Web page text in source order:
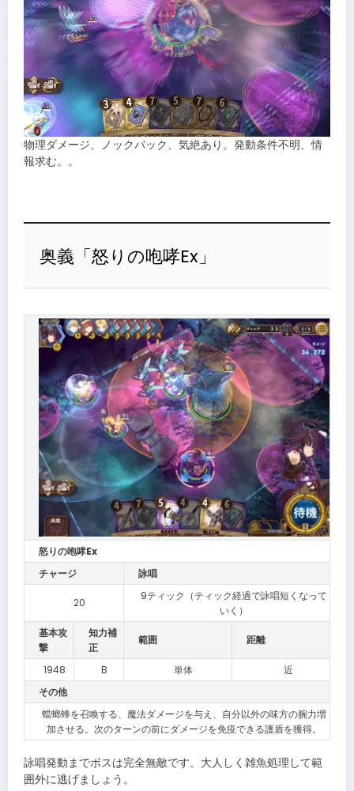
物理ダメージ、ノックバック、気絶あり。発動条件不明、情
報求む。。
奥義「怒りの咆哮Ex」
怒りの咆哮Ex
チャージ
詠唱
20
9ティック（ティック経過で詠唱短くなって
いく）
基本攻
撃
知力補
正
範囲 距離
1948 B 単体
近
その他
蟷螂蜂を召喚する、魔法ダメージを与え、自分以外の味方の腕力増
加させる。次のターンの前にダメージを免疫できる護盾を獲得。
詠唱発動までボスは完全無敵です。大人しく雑魚処理して範
囲外に逃げましょう。